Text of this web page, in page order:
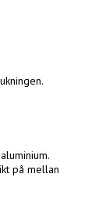
på mellan